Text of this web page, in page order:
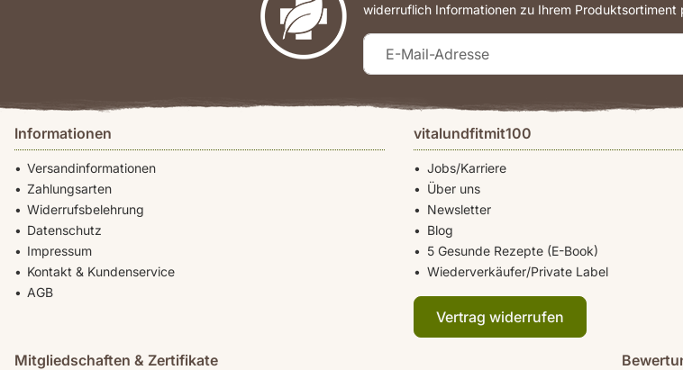
Informationen
Versandinformationen
Zahlungsarten
Widerrufsbelehrung
Datenschutz
Impressum
Kontakt & Kundenservice
AGB
vitalundfitmit100
Jobs/Karriere
Über uns
Newsletter
Blog
5 Gesunde Rezepte (E-Book)
Wiederverkäufer/Private Label
Vertrag widerrufen
Mitgliedschaften & Zertifikate
widerruflich Informationen zu Ihrem Produktsortiment